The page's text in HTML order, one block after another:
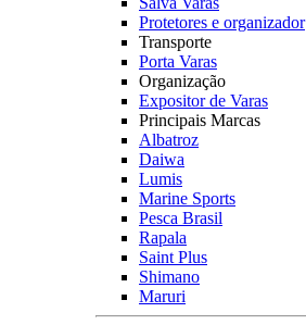
Protetores e organizador
Transporte
Porta Varas
Organização
Expositor de Varas
Principais Marcas
Albatroz
Daiwa
Lumis
Marine Sports
Pesca Brasil
Rapala
Saint Plus
Shimano
Maruri